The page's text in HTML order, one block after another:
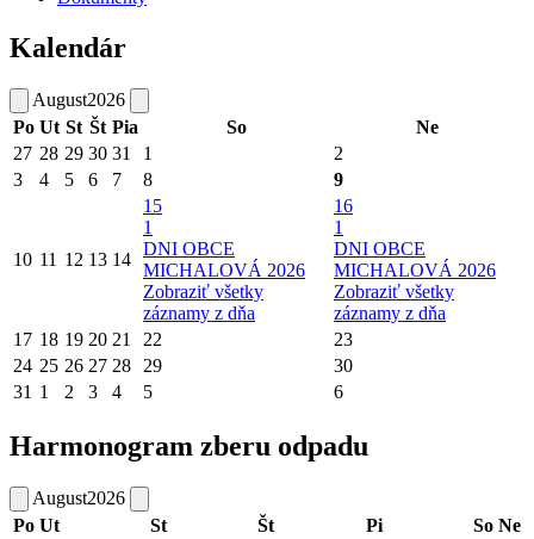
Kalendár
August2026
Po Ut St Št Pia So
Ne
27 28 29 30 31 1
2
3
4 5 6 7 8 9
10 11 12 13 14
15
1
DNI OBCE
MICHALOVÁ 2026
Zobraziť všetky
záznamy z dňa
16
1
DNI OBCE
MICHALOVÁ 2026
Zobraziť všetky
záznamy z dňa
17 18 19 20 21 22
23
24 25 26 27 28 29
30
31 1 2 3 4 5 6
Harmonogram zberu odpadu
August2026
Po Ut St Št Pi So Ne